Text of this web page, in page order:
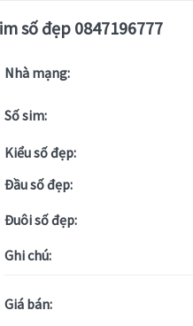
số đẹp 0847196777
Nhà mạng:
Số sim:
Kiểu số đẹp:
Đầu số đẹp:
Đuôi số đẹp:
Ghi chú:
Giá bán: